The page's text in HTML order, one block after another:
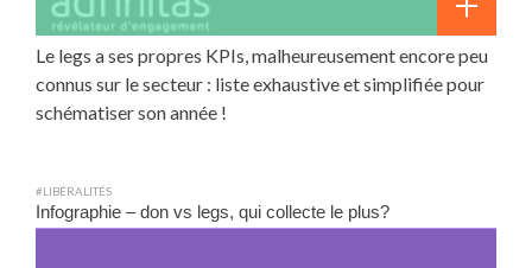
Le legs a ses propres KPIs, malheureusement encore peu
connus sur le secteur : liste exhaustive et simplifiée pour
schématiser son année !
#LIBÉRALITÉS
Infographie – don vs legs, qui collecte le plus?